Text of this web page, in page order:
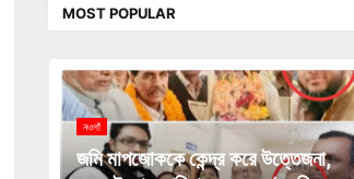
MOST POPULAR
নওগাঁ
জমি মাপজোককে কেন্দ্র করে উত্তেজনা,